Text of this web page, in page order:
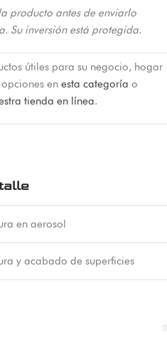
producto antes de enviarlo
Su inversión está protegida.
útiles para su negocio, hogar
en esta categoría o
tienda en línea.
en aerosol
y acabado de superficies